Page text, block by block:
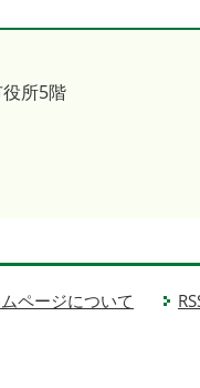
所5階
ページについて